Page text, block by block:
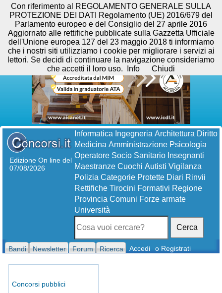
Edizione On line del
07/08/2026
Informatica Ingegneria Architettura Diritto
Medicina Amministrazione Psicologia
Operatore Socio Sanitario Insegnanti
Maestranze Cuochi Autisti Vigilanza
Polizia Categorie Protette Diari Rinvii
Rettifiche Tirocini Formativi Regione
Provincia Comuni Forze armate
Università
Cerca
Bandi Newsletter Forum Ricerca Accedi o Registrati
Concorsi pubblici
Con riferimento al REGOLAMENTO GENERALE SULLA
PROTEZIONE DEI DATI Regolamento (UE) 2016/679 del
Parlamento europeo e del Consiglio del 27 aprile 2016
Aggiornato alle rettifiche pubblicate sulla Gazzetta Ufficiale
dell'Unione europea 127 del 23 maggio 2018 ti informiamo
che i nostri siti utilizziamo i cookie per migliorare i servizi ai
lettori. Se decidi di continuare la navigazione consideriamo
che accetti il loro uso.
Info Chiudi